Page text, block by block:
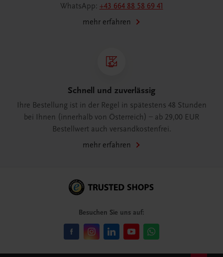
WhatsApp: +43 664 88 58 69 41
mehr erfahren
Schnell und zuverlässig
Ihre Bestellung ist in der Regel in spätestens 48 Stunden
bei Ihnen (innerhalb von Österreich) – ab 29,00 EUR
Bestellwert auch versandkostenfrei.
mehr erfahren
Besuchen Sie uns auf: